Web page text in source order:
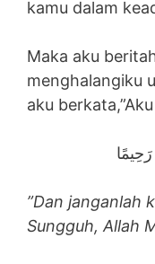
kamu dalam
Maka aku
menghalangiku
aku
”Dan janganlah
Sungguh, Allah